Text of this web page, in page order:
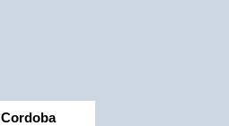
Cordoba